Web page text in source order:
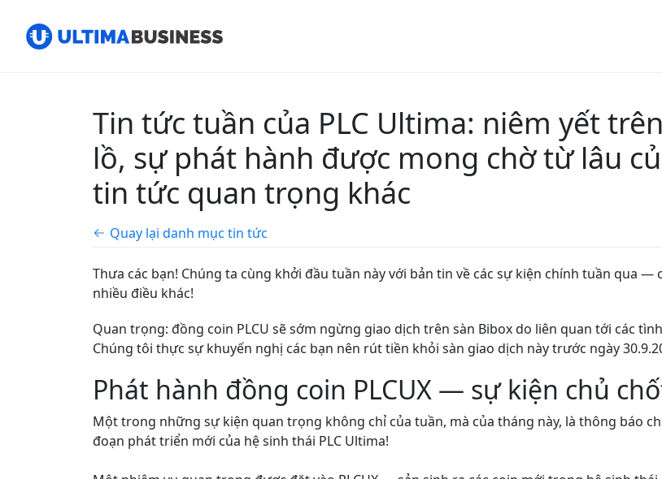
Tin tức tuần của PLC Ultima: niêm yết
lồ, sự phát hành được mong chờ từ lâu
tin tức quan trọng khác
Quay lại danh mục tin tức
Thưa các bạn! Chúng ta cùng khởi đầu tuần này với bản tin về các sự kiện chính tuần qua
nhiều điều khác!
Quan trọng: đồng coin PLCU sẽ sớm ngừng giao dịch trên sàn Bibox do liên quan tới các
Chúng tôi thực sự khuyến nghị các bạn nên rút tiền khỏi sàn giao dịch này trước ngày
Phát hành đồng coin PLCUX — sự kiện chủ
Một trong những sự kiện quan trọng không chỉ của tuần, mà của tháng này, là thông báo
đoạn phát triển mới của hệ sinh thái PLC Ultima!